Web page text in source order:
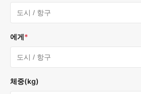
에게*
체중(kg)